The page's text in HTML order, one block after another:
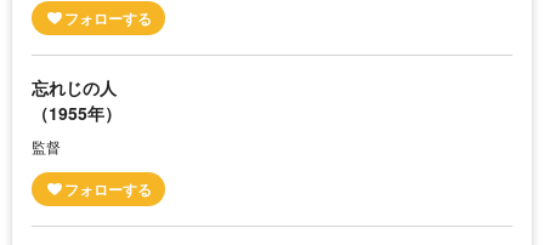
忘れじの人
（1955年）
監督